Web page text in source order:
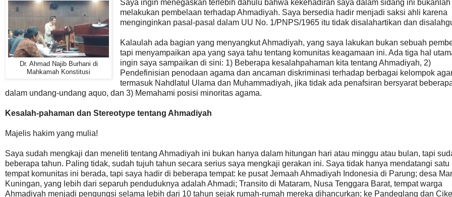
Dr. Ahmad Najib Burhani di
Mahkamah Konstitusi
Saya ingin menegaskan terlebih dahulu bahwa kekehadiran saya dalam sidang ini bukanlah
melakukan pembelaan terhadap Ahmadiyah. Saya bersedia hadir menjadi saksi ahli karena
menginginkan pasal-pasal dalam UU No. 1/PNPS/1965 itu tidak disalahartikan dan
Kalaulah ada bagian yang menyangkut Ahmadiyah, yang saya lakukan bukan sebuah
tapi menyampaikan apa yang saya tahu tentang komunitas keagamaan ini. Ada tiga hal
ingin saya sampaikan di sini: 1) Beberapa kesalahpahaman kita tentang Ahmadiyah, 2)
Pendefinisian penodaan agama dan ancaman diskriminasi terhadap berbagai kelompok
termasuk Nahdlatul Ulama dan Muhammadiyah, jika tidak ada penafsiran bersyarat
dalam undang-undang aquo, dan 3) Memahami posisi minoritas agama.
Kesalah-pahaman dan Stereotype tentang Ahmadiyah
Majelis hakim yang mulia!
Saya sudah mengkaji dan meneliti tentang Ahmadiyah ini bukan hanya dalam hitungan hari atau minggu atau bulan, tapi
beberapa tahun. Paling tidak, sudah tujuh tahun secara serius saya mengkaji gerakan ini. Saya tidak hanya mendatangi satu
tempat komunitas ini berada, tapi saya hadir di beberapa tempat: ke pusat Jemaah Ahmadiyah Indonesia di Parung; desa
Kuningan, yang lebih dari separuh penduduknya adalah Ahmadi; Transito di Mataram, Nusa Tenggara Barat, tempat warga
Ahmadiyah menjadi pengungsi selama lebih dari 10 tahun sejak rumah-rumah mereka dihancurkan; ke Pandeglang dan